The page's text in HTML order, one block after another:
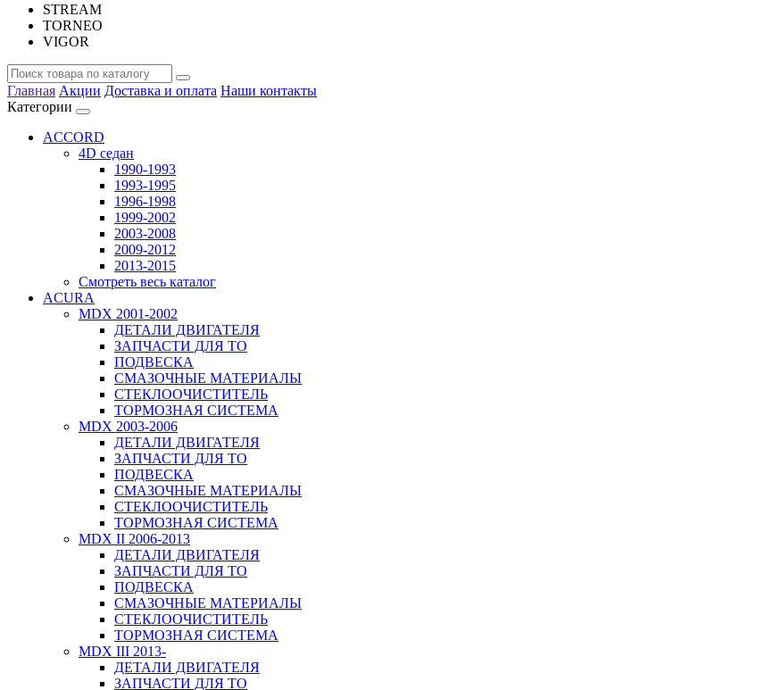
STREAM
TORNEO
VIGOR
Главная Акции Доставка и оплата Наши контакты
Категории
ACCORD
4D седан
1990-1993
1993-1995
1996-1998
1999-2002
2003-2008
2009-2012
2013-2015
Смотреть весь каталог
ACURA
MDX 2001-2002
ДЕТАЛИ ДВИГАТЕЛЯ
ЗАПЧАСТИ ДЛЯ ТО
ПОДВЕСКА
СМАЗОЧНЫЕ МАТЕРИАЛЫ
СТЕКЛООЧИСТИТЕЛЬ
ТОРМОЗНАЯ СИСТЕМА
MDX 2003-2006
ДЕТАЛИ ДВИГАТЕЛЯ
ЗАПЧАСТИ ДЛЯ ТО
ПОДВЕСКА
СМАЗОЧНЫЕ МАТЕРИАЛЫ
СТЕКЛООЧИСТИТЕЛЬ
ТОРМОЗНАЯ СИСТЕМА
MDX II 2006-2013
ДЕТАЛИ ДВИГАТЕЛЯ
ЗАПЧАСТИ ДЛЯ ТО
ПОДВЕСКА
СМАЗОЧНЫЕ МАТЕРИАЛЫ
СТЕКЛООЧИСТИТЕЛЬ
ТОРМОЗНАЯ СИСТЕМА
MDX III 2013-
ДЕТАЛИ ДВИГАТЕЛЯ
ЗАПЧАСТИ ДЛЯ ТО